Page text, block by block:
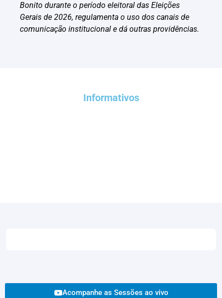
Bonito durante o período eleitoral das Eleições
Gerais de 2026, regulamenta o uso dos canais de
comunicação institucional e dá outras providências.
Informativos
Acompanhe as Sessões ao vivo